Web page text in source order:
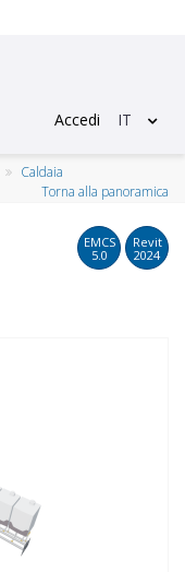
Accedi IT
Caldaia
Torna alla panoramica
EMCS
5.0
Revit
2024